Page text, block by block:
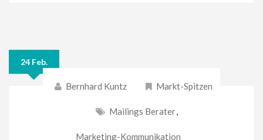
24 Feb.
Bernhard Kuntz Markt-Spitzen
Mailings Berater,
Marketing-Kommunikation